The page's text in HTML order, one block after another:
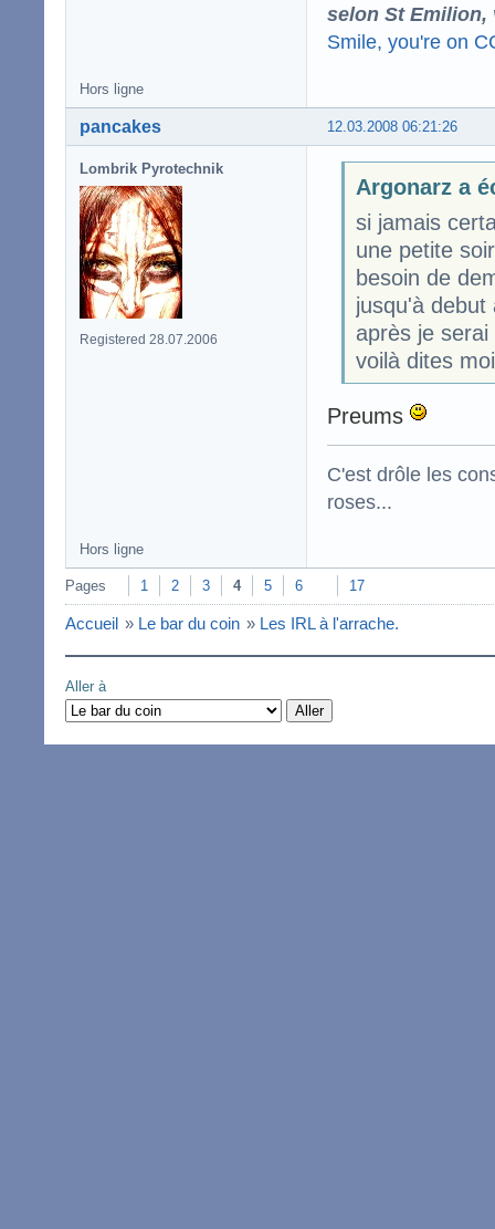
selon St Emilion,
Smile, you're on
Hors ligne
12.03.2008 06:21:26
pancakes
Lombrik Pyrotechnik
Registered 28.07.2006
Argonarz a
si jamais
une petite
besoin de
jusqu'à debut
après je
voilà dites
Preums
C'est drôle les
roses...
Hors ligne
Pages 1 2 3 4 5 6 17
Accueil » Le bar du coin » Les IRL à l'arrache.
Aller à